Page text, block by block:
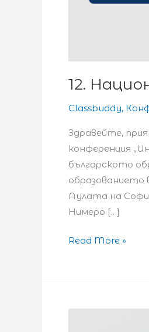
12.
Classbuddy,
Здравейте,
конференция
българското
образованието
Аулата на
Нимеро […]
12.
Read More »